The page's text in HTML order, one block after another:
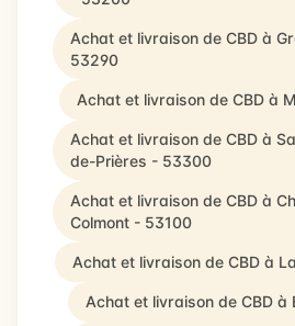
Achat et livraison de CBD à
53290
Achat et livraison de CBD à
Achat et livraison de CBD à
de-Prières - 53300
Achat et livraison de CBD à
Colmont - 53100
Achat et livraison de CBD à
Achat et livraison de CBD à